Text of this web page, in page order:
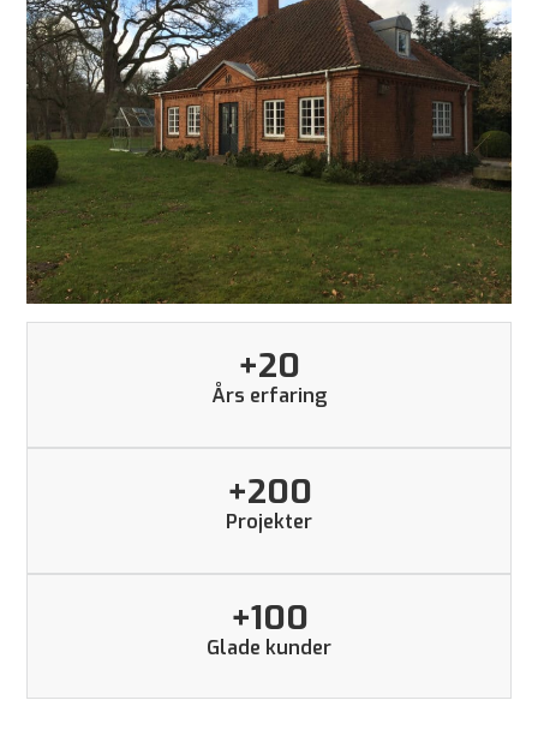
+20
Års erfaring
+200
Projekter
+100
Glade kunder